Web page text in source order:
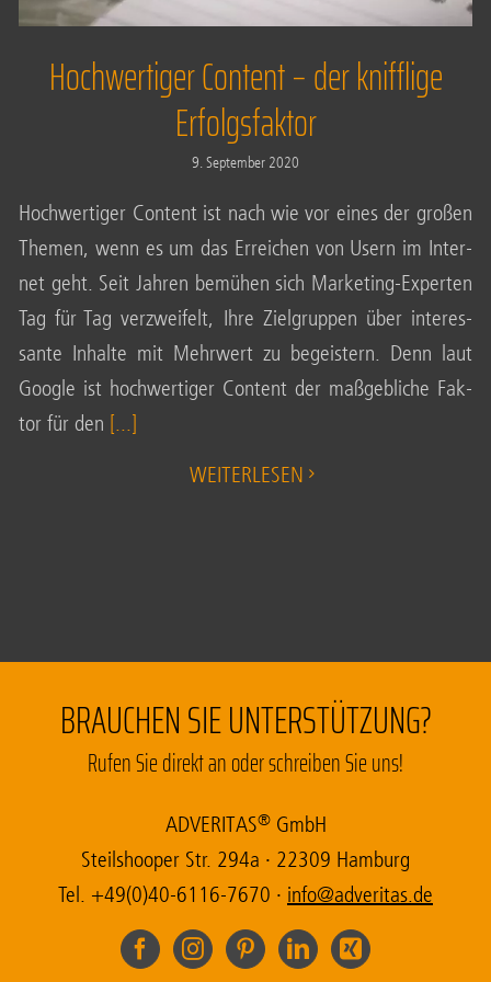
Hochwertiger Content – der knifflige
Erfolgsfaktor
9. Sep­tem­ber 2020
Hoch­wer­ti­ger Con­tent ist nach wie vor eines der gro­ßen
The­men, wenn es um das Errei­chen von Usern im Inter­
net geht. Seit Jah­ren bemü­hen sich Mar­ke­ting-Exper­ten
Tag für Tag ver­zwei­felt, Ihre Ziel­grup­pen über inter­es­
san­te Inhal­te mit Mehr­wert zu begeis­tern. Denn laut
Goog­le ist hoch­wer­ti­ger Con­tent der maß­geb­li­che Fak­
tor für den [...]
WEI­TER­LE­SEN
BRAUCHEN SIE UNTERSTÜTZUNG?
Rufen Sie direkt an oder schreiben Sie uns!
ADVE­RI­TAS®GmbH
Steil­sho­o­per Str. 294a · 22309 Ham­burg
Tel. +49(0)40-6116-7670 · ed.sa
tirev
da@of
ni